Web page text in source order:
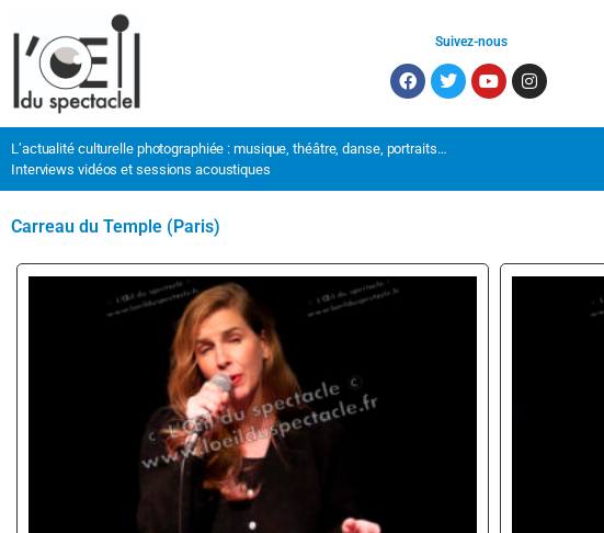
Suivez-nous
L’actualité culturelle photographiée : musique, théâtre, danse, portraits…
Interviews vidéos et sessions acoustiques
Carreau du Temple (Paris)